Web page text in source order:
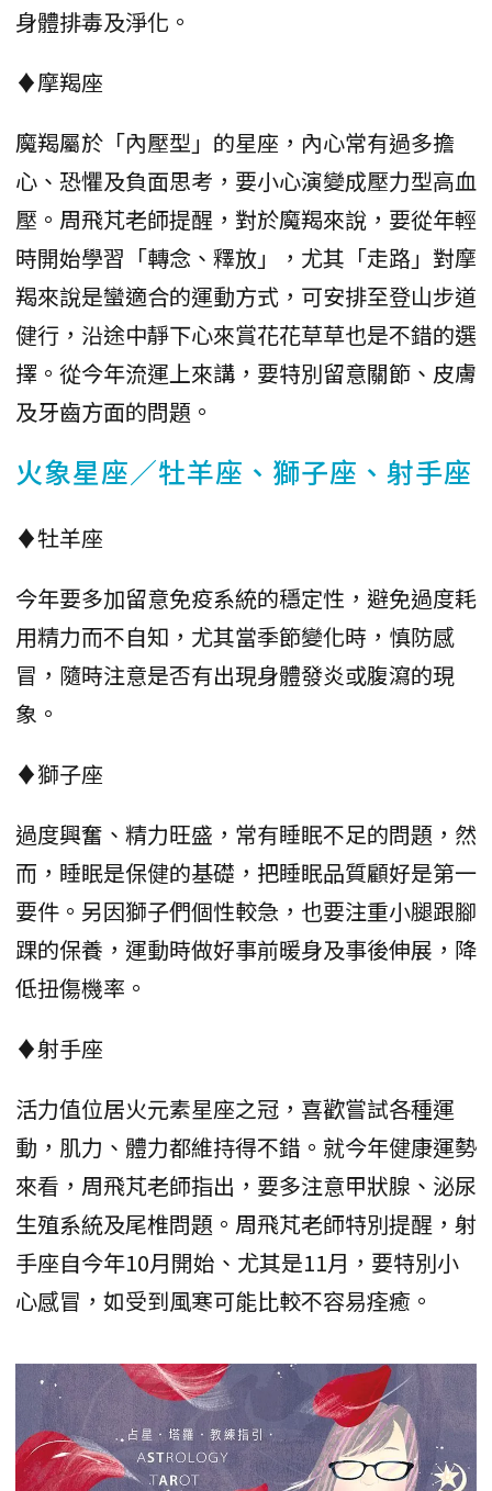
身體排毒及淨化。
♦摩羯座
魔羯屬於「內壓型」的星座，內心常有過多擔
心、恐懼及負面思考，要小心演變成壓力型高血
壓。周飛芃老師提醒，對於魔羯來說，要從年輕
時開始學習「轉念、釋放」，尤其「走路」對摩
羯來說是蠻適合的運動方式，可安排至登山步道
健行，沿途中靜下心來賞花花草草也是不錯的選
擇。從今年流運上來講，要特別留意關節、皮膚
及牙齒方面的問題。
火象星座／牡羊座、獅子座、射手座
♦牡羊座
今年要多加留意免疫系統的穩定性，避免過度耗
用精力而不自知，尤其當季節變化時，慎防感
冒，隨時注意是否有出現身體發炎或腹瀉的現
象。
♦獅子座
過度興奮、精力旺盛，常有睡眠不足的問題，然
而，睡眠是保健的基礎，把睡眠品質顧好是第一
要件。另因獅子們個性較急，也要注重小腿跟腳
踝的保養，運動時做好事前暖身及事後伸展，降
低扭傷機率。
♦射手座
活力值位居火元素星座之冠，喜歡嘗試各種運
動，肌力、體力都維持得不錯。就今年健康運勢
來看，周飛芃老師指出，要多注意甲狀腺、泌尿
生殖系統及尾椎問題。周飛芃老師特別提醒，射
手座自今年10月開始、尤其是11月，要特別小
心感冒，如受到風寒可能比較不容易痊癒。